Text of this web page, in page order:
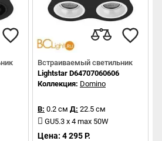
Встраиваемый светильник
Lightstar D64707060606
Коллекция: Domino
В: 0.2 см Д: 22.5 см
GU5.3 x 4 max 50W
Цена: 4 295 Р.